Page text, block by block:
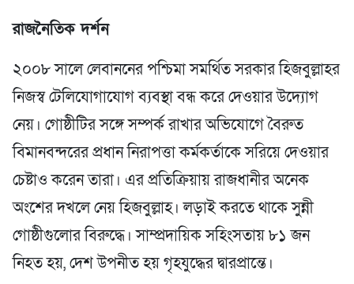
রাজনৈতিকদর্শন
২০০৮ সালে লেবাননের পশ্চিমা সমর্থিত সরকার হিজবুল্লাহর
নিজস্ব টেলিযোগাযোগ ব্যবস্থা বন্ধ করে দেওয়ার উদ্যোগ
নেয়। গোষ্ঠীটির সঙ্গে সম্পর্ক রাখার অভিযোগে বৈরুত
বিমানবন্দরের প্রধান নিরাপত্তা কর্মকর্তাকে সরিয়ে দেওয়ার
চেষ্টাও করেন তারা। এর প্রতিক্রিয়ায় রাজধানীর অনেক
অংশের দখলে নেয় হিজবুল্লাহ। লড়াই করতে থাকে সুন্নী
গোষ্ঠীগুলোর বিরুদ্ধে। সাম্প্রদায়িক সহিংসতায় ৮১ জন
নিহত হয়, দেশ উপনীত হয় গৃহযুদ্ধের দ্বারপ্রান্তে।